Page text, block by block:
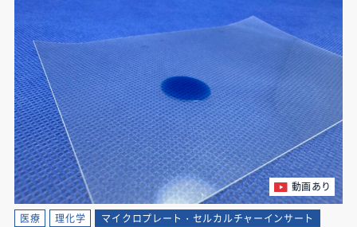
動画あり
医療 理化学 マイクロプレート・セルカルチャーインサート